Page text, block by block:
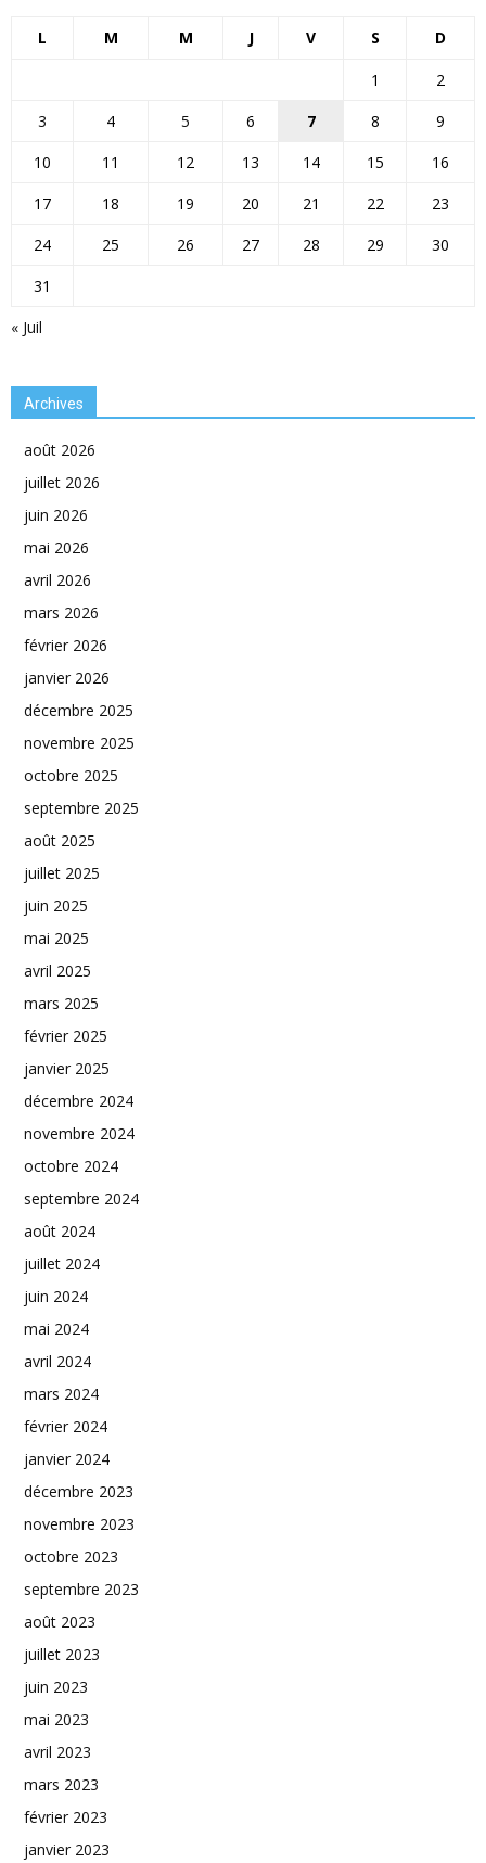
L M M J V S D
« Juil
1
2
3
4 5 6 7 8
9
10
11 12 13 14 15
16
17
18 19 20 21 22
23
24
25 26 27 28 29
30
31
Archives
août 2026
juillet 2026
juin 2026
mai 2026
avril 2026
mars 2026
février 2026
janvier 2026
décembre 2025
novembre 2025
octobre 2025
septembre 2025
août 2025
juillet 2025
juin 2025
mai 2025
avril 2025
mars 2025
février 2025
janvier 2025
décembre 2024
novembre 2024
octobre 2024
septembre 2024
août 2024
juillet 2024
juin 2024
mai 2024
avril 2024
mars 2024
février 2024
janvier 2024
décembre 2023
novembre 2023
octobre 2023
septembre 2023
août 2023
juillet 2023
juin 2023
mai 2023
avril 2023
mars 2023
février 2023
janvier 2023